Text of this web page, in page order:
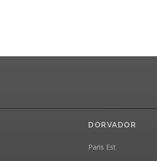
DORVADOR
Paris Est